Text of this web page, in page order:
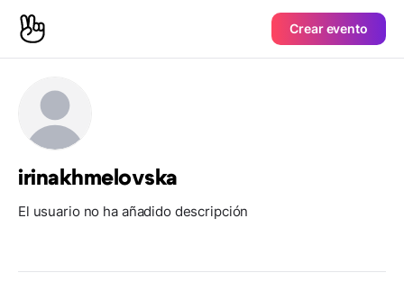
Crear evento
irinakhmelovska
El usuario no ha añadido descripción